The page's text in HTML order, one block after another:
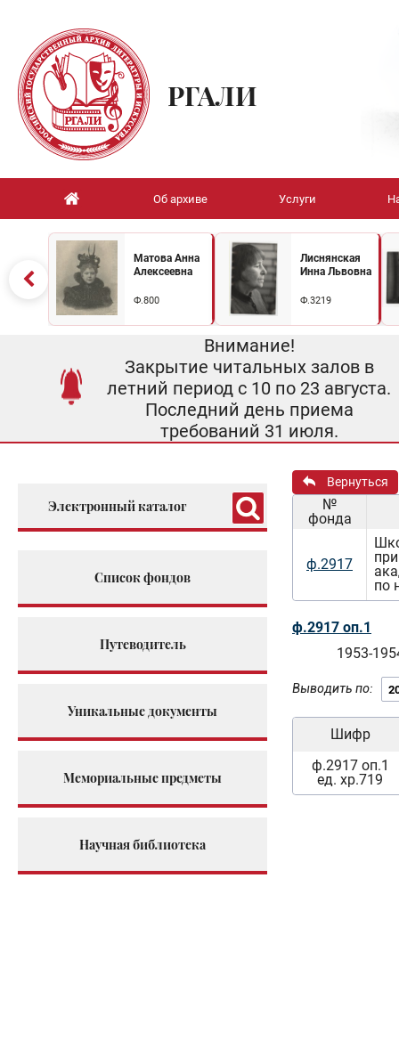
РГАЛИ
Об архиве Услуги
Матова Анна
Алексеевна
Ф.800
Лиснянская
Инна Львовна
Ф.3219
Внимание!
Закрытие читальных залов в
летний период с 10 по 23 августа.
Последний день приема
требований 31 июля.
Электронный каталог
Список фондов
Путеводитель
Уникальные документы
Мемориальные предметы
Научная библиотека
Вернуться
№
фонда
ф.2917
по
ф.2917 оп.1
1953-
Выводить по:
Шифр
ф.2917 оп.1
ед. хр.719